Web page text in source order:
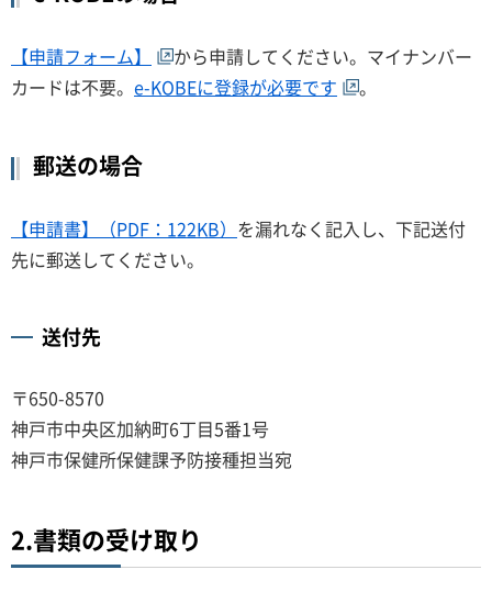
【申請フォーム】
から申請してください。マイナンバー
カードは不要。 e-KOBEに登録が必要です 。
郵送の場合
【申請書】（PDF：122KB） を漏れなく記入し、下記送付
先に郵送してください。
送付先
〒650-8570
神戸市中央区加納町6丁目5番1号
神戸市保健所保健課予防接種担当宛
2.書類の受け取り